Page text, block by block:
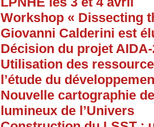
Workshop « Dissecting
Giovanni Calderini est
Décision du projet AIDA-
Utilisation des
l’étude du
Nouvelle cartographie
lumineux de l’Univers